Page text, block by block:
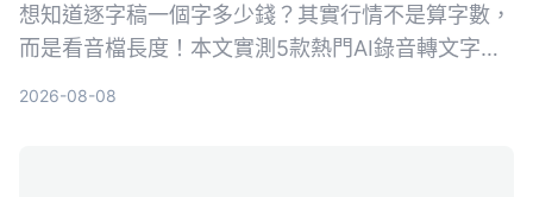
想知道逐字稿一個字多少錢？其實行情不是算字數，
而是看音檔長度！本文實測5款熱門AI錄音轉文字工
2026-08-08